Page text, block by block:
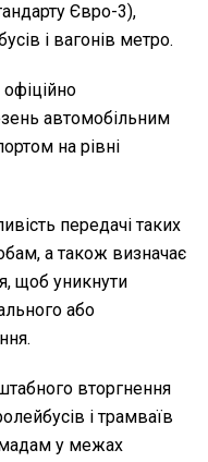
Євро-3),
і вагонів метро.
автомобільним
на рівні
передачі таких
а також визначає
щоб уникнути
або
вторгнення
і трамваїв
у межах